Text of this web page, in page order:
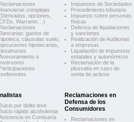
Reclamaciones
complejas
opciones,
Warrants…)
Reclamaciones
Bancarias: gastos de
hipoteca, cláusulas suelo,
hipotecarias,
a
Participaciones
Impuestos de Sociedades
Procedimiento tributario
Impuesto sobre personas
físicas
Defensa de liquidaciones
y sanciones
Realización de Auditorias
a empresas
Liquidación de impuestos
estatales y autonómicos
Reclamación de la
plusvalía en caso de
venta de activos
por delito leve
rápido alcoholemia
en Comisaría
Reclamaciones en
Defensa de los
Consumidores
Reclamaciones en